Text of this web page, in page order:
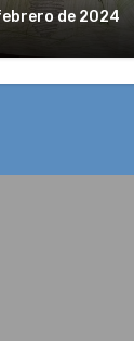
de 2024